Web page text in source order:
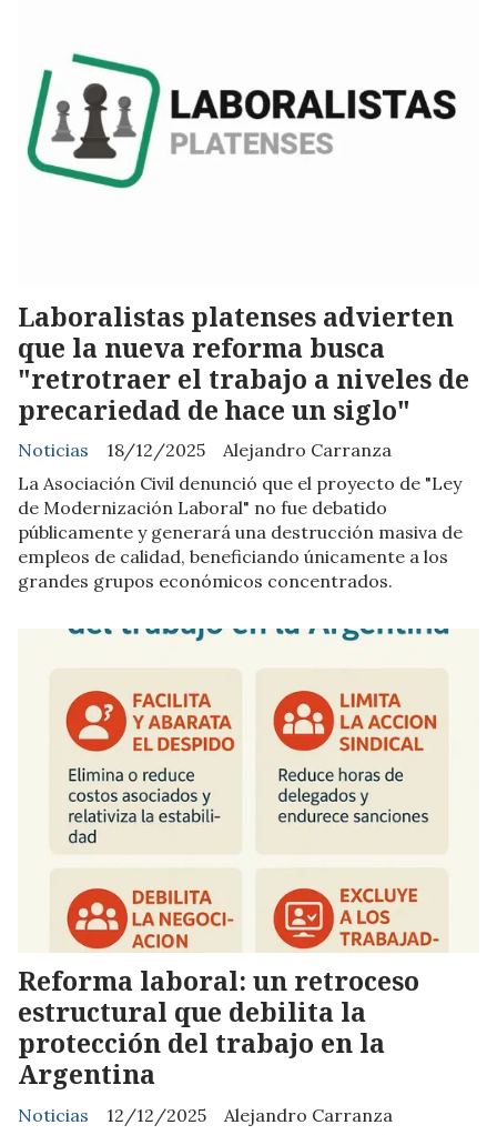
Laboralistas platenses advierten
que la nueva reforma busca
"retrotraer el trabajo a niveles de
precariedad de hace un siglo"
Alejandro Carranza
Noticias
18/12/2025
La Asociación Civil denunció que el proyecto de "Ley
de Modernización Laboral" no fue debatido
públicamente y generará una destrucción masiva de
empleos de calidad, beneficiando únicamente a los
grandes grupos económicos concentrados.
Reforma laboral: un retroceso
estructural que debilita la
protección del trabajo en la
Argentina
Alejandro Carranza
Noticias
12/12/2025